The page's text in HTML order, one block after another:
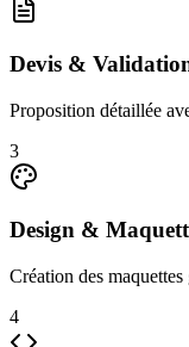
Devis &
Proposition détaillée
3
Design &
Création des
4